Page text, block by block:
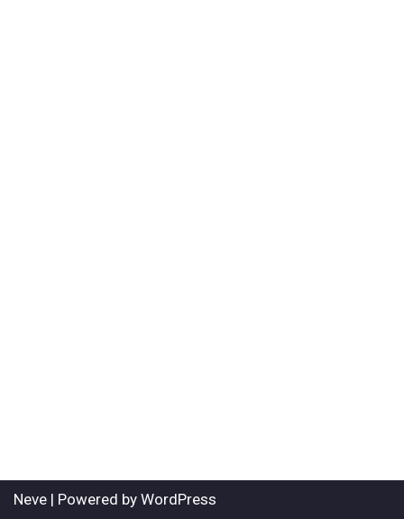
Neve | Powered by WordPress